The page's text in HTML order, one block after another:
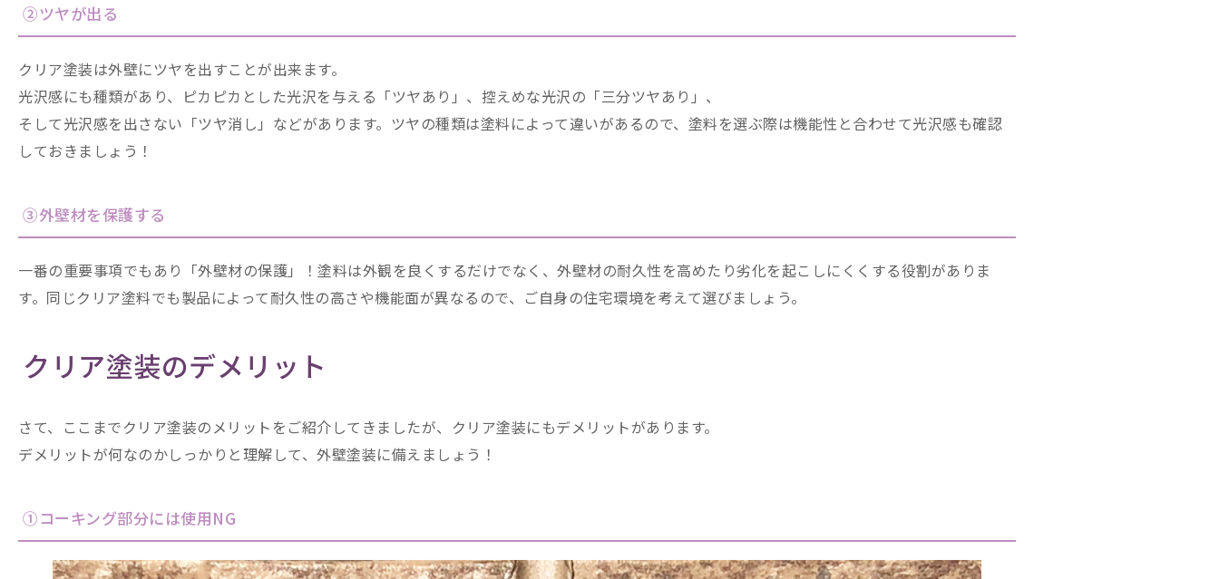
②ツヤが出る
クリア塗装は外壁にツヤを出すことが出来ます。
光沢感にも種類があり、ピカピカとした光沢を与える「ツヤあり」、控えめな光沢の「三分ツヤあり」、
そして光沢感を出さない「ツヤ消し」などがあります。ツヤの種類は塗料によって違いがあるので、塗料を選ぶ際は機能性と合わせて光沢感も確認
しておきましょう！
③外壁材を保護する
一番の重要事項でもあり「外壁材の保護」！塗料は外観を良くするだけでなく、外壁材の耐久性を高めたり劣化を起こしにくくする役割がありま
す。同じクリア塗料でも製品によって耐久性の高さや機能面が異なるので、ご自身の住宅環境を考えて選びましょう。
クリア塗装のデメリット
さて、ここまでクリア塗装のメリットをご紹介してきましたが、クリア塗装にもデメリットがあります。
デメリットが何なのかしっかりと理解して、外壁塗装に備えましょう！
①コーキング部分には使用NG